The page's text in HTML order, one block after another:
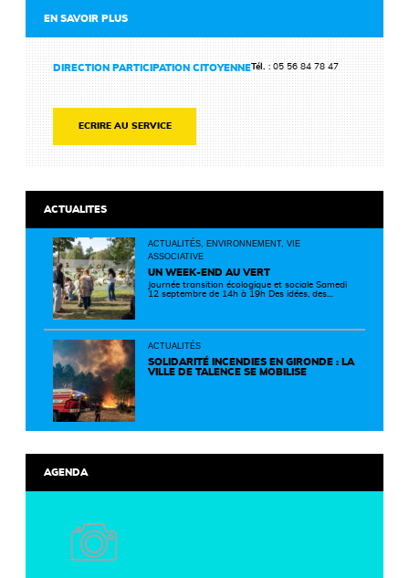
EN SAVOIR PLUS
DIRECTION PARTICIPATION CITOYENNETél. : 05 56 84 78 47
ECRIRE AU SERVICE
ACTUALITES
ACTUALITÉS, ENVIRONNEMENT, VIE
ASSOCIATIVE
UN WEEK-END AU VERT
Journée transition écologique et sociale Samedi
12 septembre de 14h à 19h Des idées, des
un territoire plus durable et solidaire.
ACTUALITÉS
SOLIDARITÉ INCENDIES EN GIRONDE : LA
VILLE DE TALENCE SE MOBILISE
AGENDA